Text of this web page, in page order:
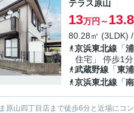
テラス原山
13万円～13.8
80.28㎡ (3LDK)
京浜東北線 「
住宅」 停歩1分
武蔵野線 「東
京浜東北線 「
原山四丁目店まで徒歩6分と近場にコ